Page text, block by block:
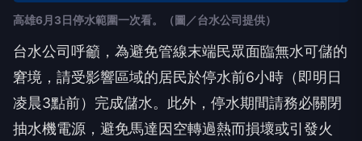
高雄6月3日停水範圍一次看。（圖／台水公司提供）
台水公司呼籲，為避免管線末端民眾面臨無水可儲的
窘境，請受影響區域的居民於停水前6小時（即明日
凌晨3點前）完成儲水。此外，停水期間請務必關閉
抽水機電源，避免馬達因空轉過熱而損壞或引發火